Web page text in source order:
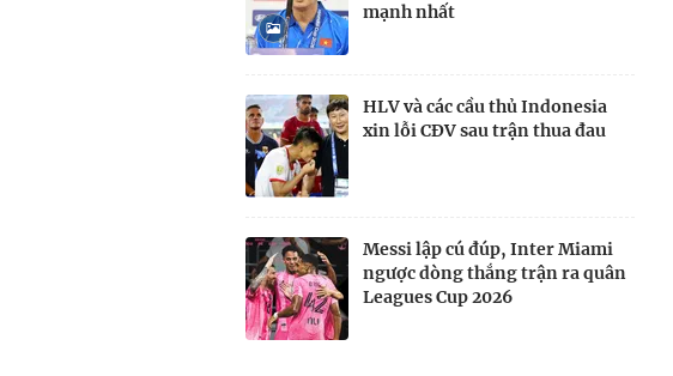
mạnh nhất
HLV và các cầu thủ Indonesia
xin lỗi CĐV sau trận thua đau
Messi lập cú đúp, Inter Miami
ngược dòng thắng trận ra quân
Leagues Cup 2026